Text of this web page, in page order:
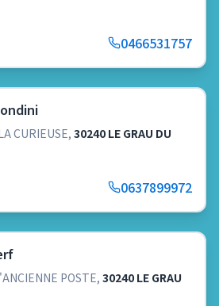
0466531757
CURIEUSE, 30240 LE GRAU DU
0637899972
POSTE, 30240 LE GRAU